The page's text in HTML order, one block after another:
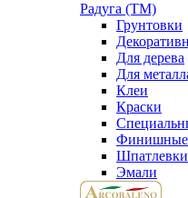
Радуга (ТМ)
Грунтовки
Для дерева
Для
Клеи
Краски
Финишные
Шпатлевки
Эмали